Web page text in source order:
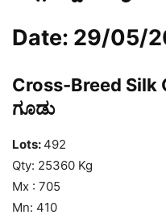
Date: 29/05/
Cross-Breed Silk
ಗೂಡು
Lots:492
Qty: 25360 Kg
Mx : 705
Mn: 410